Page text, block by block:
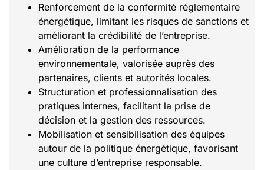
Renforcement de la conformité réglementaire
énergétique, limitant les risques de sanctions et
améliorant la crédibilité de l’entreprise.
Amélioration de la performance
environnementale, valorisée auprès des
partenaires, clients et autorités locales.
Structuration et professionnalisation des
pratiques internes, facilitant la prise de
décision et la gestion des ressources.
Mobilisation et sensibilisation des équipes
autour de la politique énergétique, favorisant
une culture d’entreprise responsable.